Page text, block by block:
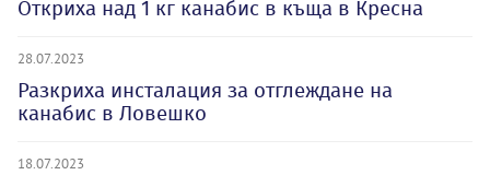
Откриха над 1 кг канабис в къща в Кресна
28.07.2023
Разкриха инсталация за отглеждане на
канабис в Ловешко
18.07.2023